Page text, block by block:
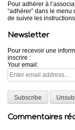
Pour adhérer à
“adhérer” dans le
de suivre les
Newsletter
Pour recevoir une
inscrire :
Your email:
Commentaires